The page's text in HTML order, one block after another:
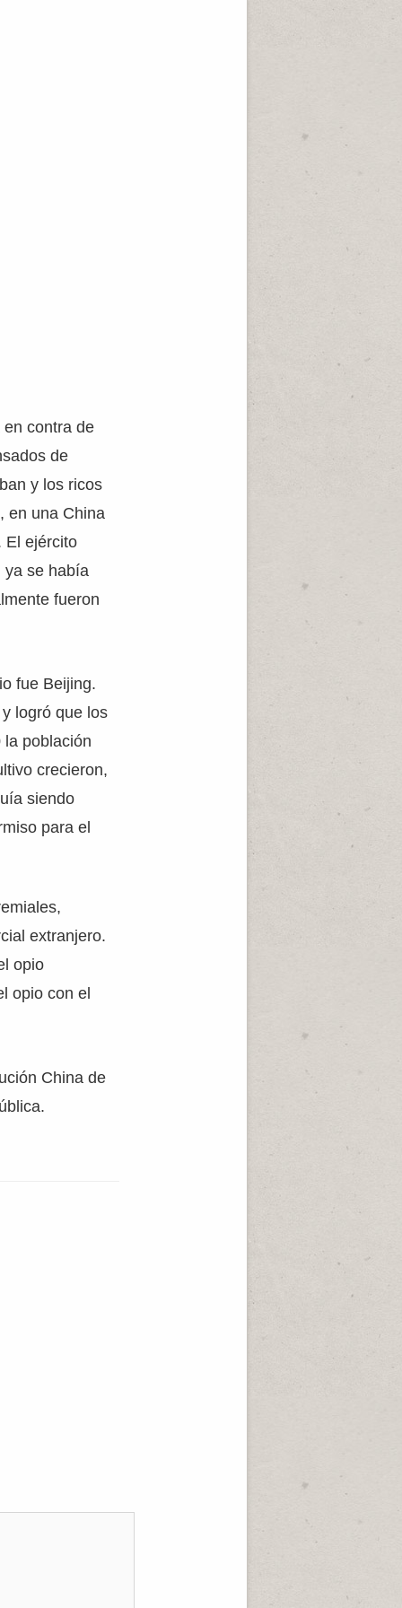
contra de
de
y los ricos
en una China
El ejército
ya se había
fueron
fue Beijing.
logró que los
la población
crecieron,
siendo
para el
extranjero.
opio
opio con el
China de